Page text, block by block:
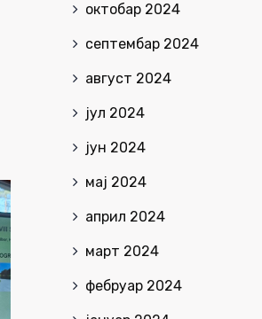
октобар 2024
септембар 2024
август 2024
јул 2024
јун 2024
мај 2024
април 2024
март 2024
фебруар 2024